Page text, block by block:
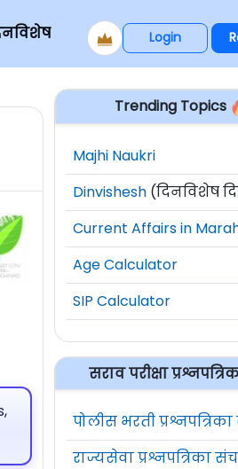
Login
Trending Topics
Majhi Naukri
Dinvishesh (दिनविशेष
Current Affairs in
Age Calculator
SIP Calculator
सराव परीक्षा
पोलीस भरती
राज्यसेवा प्रश्नपत्रिका संच